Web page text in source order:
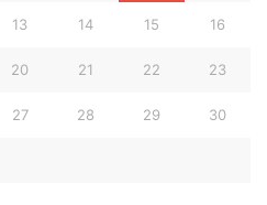
13 14 15 16
20 21 22 23
27 28 29 30